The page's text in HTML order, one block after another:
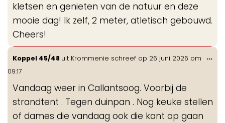
kletsen en genieten van de natuur en deze
mooie dag! Ik zelf, 2 meter, atletisch gebouwd.
Cheers!
Koppel 45/48 uit Krommenie schreef op 26 juni 2026 om
09:17
Vandaag weer in Callantsoog. Voorbij de
strandtent . Tegen duinpan . Nog keuke stellen
of dames die vandaag ook die kant op gaan
...